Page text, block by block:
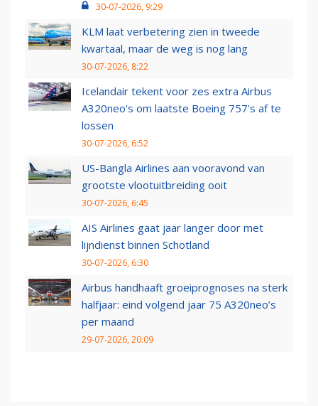
30-07-2026, 9:29
KLM laat verbetering zien in tweede
kwartaal, maar de weg is nog lang
30-07-2026, 8:22
Icelandair tekent voor zes extra Airbus
A320neo's om laatste Boeing 757's af te
lossen
30-07-2026, 6:52
US-Bangla Airlines aan vooravond van
grootste vlootuitbreiding ooit
30-07-2026, 6:45
AIS Airlines gaat jaar langer door met
lijndienst binnen Schotland
30-07-2026, 6:30
Airbus handhaaft groeiprognoses na sterk
halfjaar: eind volgend jaar 75 A320neo’s
per maand
29-07-2026, 20:09